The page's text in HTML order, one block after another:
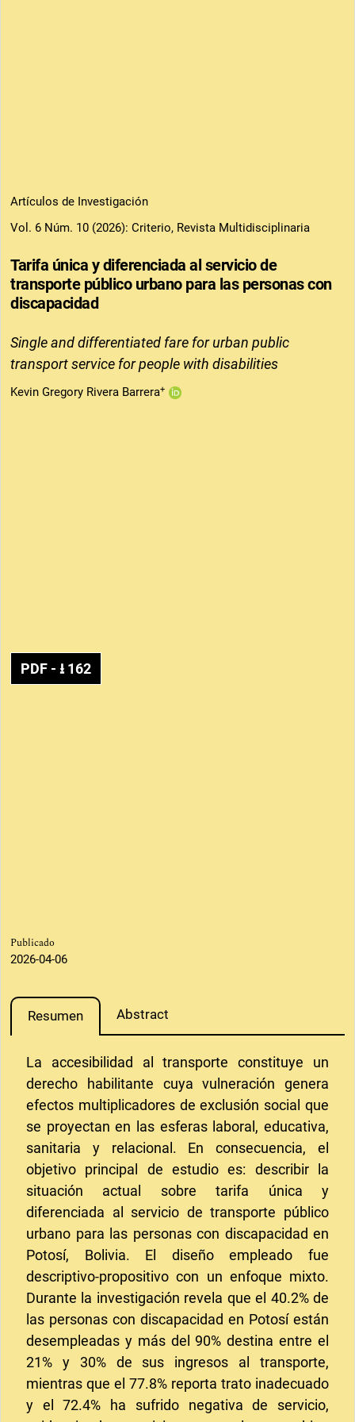
Artículos de Investigación
Vol. 6 Núm. 10 (2026): Criterio, Revista Multidisciplinaria
Tarifa única y diferenciada al servicio de
transporte público urbano para las personas con
discapacidad
Single and differentiated fare for urban public
transport service for people with disabilities
Kevin Gregory Rivera Barrera+
PDF - ⭳162
Publicado
2026-04-06
Resumen Abstract
La accesibilidad al transporte constituye un
derecho habilitante cuya vulneración genera
efectos multiplicadores de exclusión social que
se proyectan en las esferas laboral, educativa,
sanitaria y relacional. En consecuencia, el
objetivo principal de estudio es: describir la
situación actual sobre tarifa única y
diferenciada al servicio de transporte público
urbano para las personas con discapacidad en
Potosí, Bolivia. El diseño empleado fue
descriptivo-propositivo con un enfoque mixto.
Durante la investigación revela que el 40.2% de
las personas con discapacidad en Potosí están
desempleadas y más del 90% destina entre el
21% y 30% de sus ingresos al transporte,
mientras que el 77.8% reporta trato inadecuado
y el 72.4% ha sufrido negativa de servicio,